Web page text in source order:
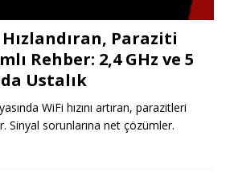
Paraziti
Rehber: 2,4 GHz ve 5
Ustalık
WiFi hızını artıran, parazitleri
Sinyal sorunlarına net çözümler.